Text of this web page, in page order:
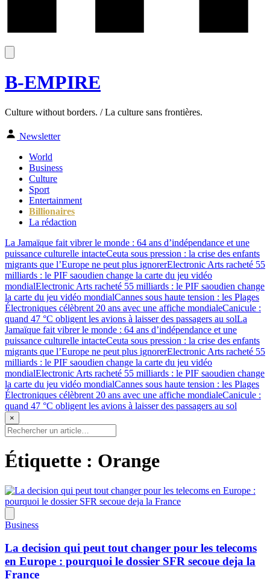
B-EMPIRE
Culture without borders. / La culture sans frontières.
Newsletter
World
Business
Culture
Sport
Entertainment
Billionaires
La rédaction
La Jamaïque fait vibrer le monde : 64 ans d’indépendance et une
puissance culturelle intacteCeuta sous pression : la crise des enfants
migrants que l’Europe ne peut plus ignorerElectronic Arts racheté 55
milliards : le PIF saoudien change la carte du jeu vidéo
mondialElectronic Arts racheté 55 milliards : le PIF saoudien change
la carte du jeu vidéo mondialCannes sous haute tension : les Plages
Électroniques célèbrent 20 ans avec une affiche mondialeCanicule :
quand 47 °C obligent les avions à laisser des passagers au solLa
Jamaïque fait vibrer le monde : 64 ans d’indépendance et une
puissance culturelle intacteCeuta sous pression : la crise des enfants
migrants que l’Europe ne peut plus ignorerElectronic Arts racheté 55
milliards : le PIF saoudien change la carte du jeu vidéo
mondialElectronic Arts racheté 55 milliards : le PIF saoudien change
la carte du jeu vidéo mondialCannes sous haute tension : les Plages
Électroniques célèbrent 20 ans avec une affiche mondialeCanicule :
quand 47 °C obligent les avions à laisser des passagers au sol
×
Étiquette : Orange
Business
La decision qui peut tout changer pour les telecoms
en Europe : pourquoi le dossier SFR secoue deja la
France